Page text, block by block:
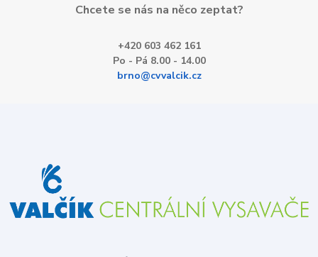
Chcete se nás na něco zeptat?
+420 603 462 161
Po - Pá 8.00 - 14.00
brno@cvvalcik.cz